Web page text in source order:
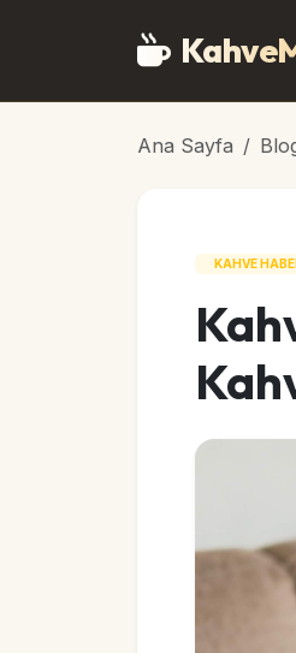
Ana Sayfa
KAHVE